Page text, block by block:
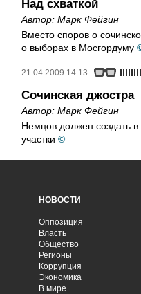
Над схваткой
Автор: Марк Фейгин
Вместо споров о
о выборах в Мосгордуму
21.04.2009 14:13
Сочинская джостра
Автор: Марк Фейгин
Немцов должен создать
участки ©
НОВОСТИ
Оппозиция
Власть
Общество
Регионы
Коррупция
Экономика
В мире